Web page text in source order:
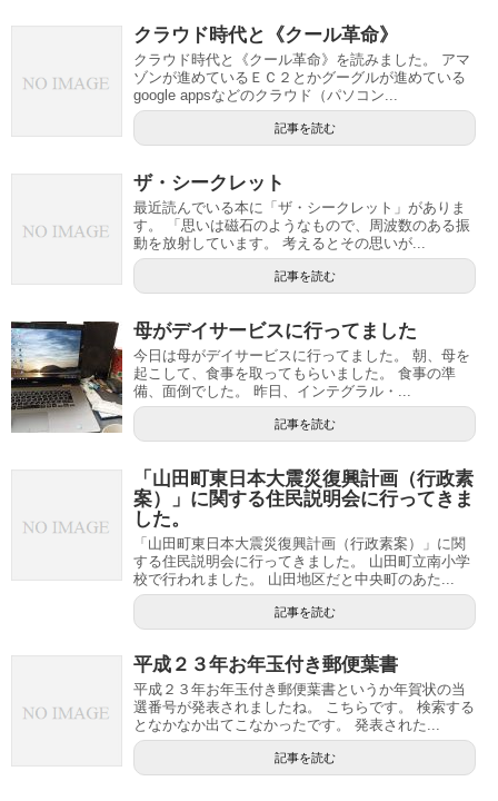
クラウド時代と《クール革命》
クラウド時代と《クール革命》を読みました。 アマ
ゾンが進めているＥＣ２とかグーグルが進めている
google appsなどのクラウド（パソコン...
記事を読む
ザ・シークレット
最近読んでいる本に「ザ・シークレット」がありま
す。 「思いは磁石のようなもので、周波数のある振
動を放射しています。 考えるとその思いが...
記事を読む
母がデイサービスに行ってました
今日は母がデイサービスに行ってました。 朝、母を
起こして、食事を取ってもらいました。 食事の準
備、面倒でした。 昨日、インテグラル・...
記事を読む
「山田町東日本大震災復興計画（行政素
案）」に関する住民説明会に行ってきま
した。
「山田町東日本大震災復興計画（行政素案）」に関
する住民説明会に行ってきました。 山田町立南小学
校で行われました。 山田地区だと中央町のあた...
記事を読む
平成２３年お年玉付き郵便葉書
平成２３年お年玉付き郵便葉書というか年賀状の当
選番号が発表されましたね。 こちらです。 検索する
となかなか出てこなかったです。 発表された...
記事を読む